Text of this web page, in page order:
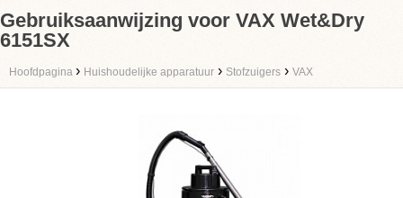
Gebruiksaanwijzing voor VAX Wet&Dry
6151SX
Hoofdpagina › Huishoudelijke apparatuur › Stofzuigers › VAX